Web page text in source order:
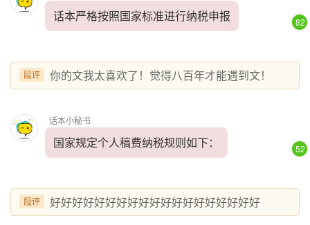
话本严格按照国家标准进行纳税申报 82
段评 你的文我太喜欢了！觉得八百年才能遇到文！
话本小秘书
国家规定个人稿费纳税规则如下： 52
段评 好好好好好好好好好好好好好好好好好好好